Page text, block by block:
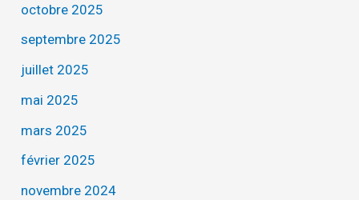
octobre 2025
septembre 2025
juillet 2025
mai 2025
mars 2025
février 2025
novembre 2024